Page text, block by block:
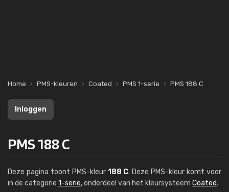
Home PMS-kleuren Coated PMS 1-serie PMS 188 C
Inloggen
PMS 188 C
Deze pagina toont PMS-kleur 188 C. Deze PMS-kleur komt voor
in de categorie 1-serie, onderdeel van het kleursysteem Coated.